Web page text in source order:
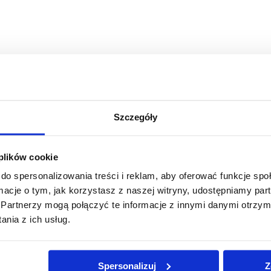
Szczegóły
cookie
spersonalizowania treści i reklam, aby oferować funkcje
o tym, jak korzystasz z naszej witryny, udostępniamy
mogą połączyć te informacje z innymi danymi
z ich usług.
Spersonalizuj